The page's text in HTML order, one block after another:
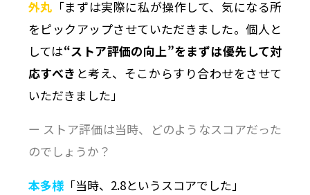
外丸 「まずは実際に私が操作して、気になる所
をピックアップさせていただきました。個人と
しては“ストア評価の向上”をまずは優先して対
応すべき と考え、そこからすり合わせをさせて
いただきました」
ー ストア評価は当時、どのようなスコアだった
のでしょうか？
本多様「当時、2.8というスコアでした」